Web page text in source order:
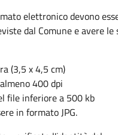
elettronico devono
dal Comune e avere le
(3,5 x 4,5 cm)
400 dpi
file inferiore a 500 kb
in formato JPG.